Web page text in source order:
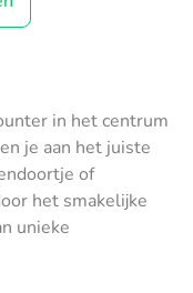
in het centrum
je aan het juiste
of
het smakelijke
unieke